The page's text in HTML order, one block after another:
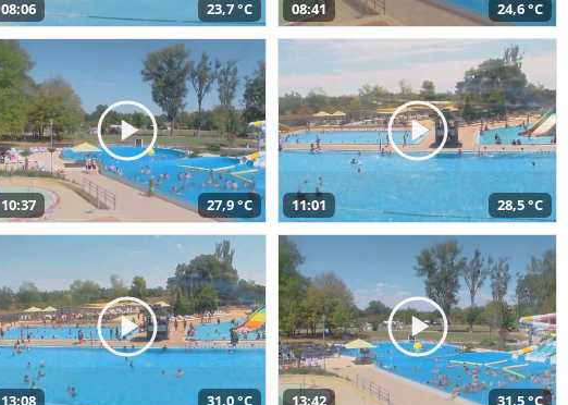
08:06 23,7 °C 08:41 24,6 °C
10:37 27,9 °C 11:01 28,5 °C
13:08 31,0 °C 13:42 31,5 °C